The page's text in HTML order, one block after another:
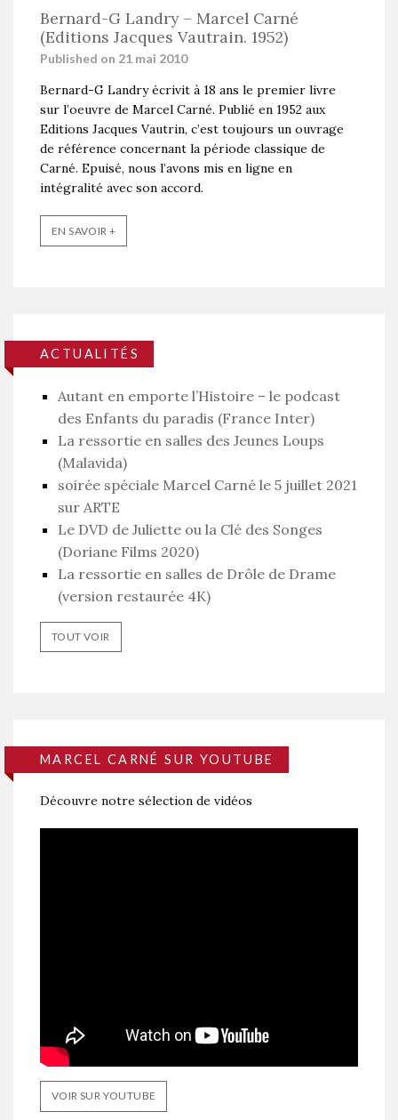
Bernard-G Landry – Marcel Carné
(Editions Jacques Vautrain. 1952)
Published on 21 mai 2010
Bernard-G Landry écrivit à 18 ans le premier livre
sur l’oeuvre de Marcel Carné. Publié en 1952 aux
Editions Jacques Vautrin, c’est toujours un ouvrage
de référence concernant la période classique de
Carné. Epuisé, nous l’avons mis en ligne en
intégralité avec son accord.
EN SAVOIR +
ACTUALITÉS
Autant en emporte l’Histoire – le podcast
des Enfants du paradis (France Inter)
La ressortie en salles des Jeunes Loups
(Malavida)
soirée spéciale Marcel Carné le 5 juillet 2021
sur ARTE
Le DVD de Juliette ou la Clé des Songes
(Doriane Films 2020)
La ressortie en salles de Drôle de Drame
(version restaurée 4K)
TOUT VOIR
MARCEL CARNÉ SUR YOUTUBE
Découvre notre sélection de vidéos
VOIR SUR YOUTUBE